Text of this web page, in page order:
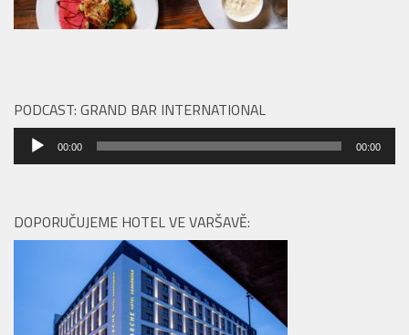
PODCAST: GRAND BAR INTERNATIONAL
Audio
přehrávač
00:00 00:00
DOPORUČUJEME HOTEL VE VARŠAVĚ: